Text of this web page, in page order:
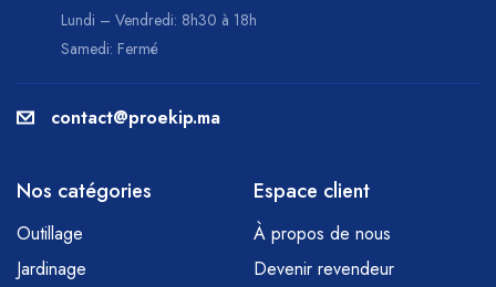
Lundi – Vendredi: 8h30 à 18h
Samedi: Fermé
contact@proekip.ma
Nos catégories
Outillage
Jardinage
Espace client
À propos de nous
Devenir revendeur